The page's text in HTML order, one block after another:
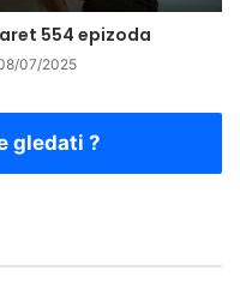
554 epizoda
07/2025
gledati ?